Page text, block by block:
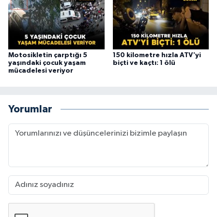
Motosikletin çarptığı 5
yaşındaki çocuk yaşam
mücadelesi veriyor
150 kilometre hızla ATV'yi
biçti ve kaçtı: 1 ölü
Yorumlar